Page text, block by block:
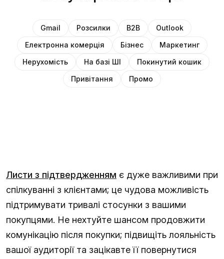
Gmail Розсилки B2B
Outlook
Електронна комерція
Бізнес
Маркетинг
Нерухомість
На базі ШІ
Покинутий кошик
Привітання
Промо
Листи з підтвердженням є дуже важливими при
спілкуванні з клієнтами; це чудова можливість
підтримувати тривалі стосунки з вашими
покупцями. Не нехтуйте шансом продовжити
комунікацію після покупки; підвищіть лояльність
вашої аудиторії та зацікавте її повернутися